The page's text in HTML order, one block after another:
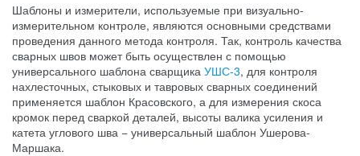
Шаблоны и измерители, используемые при визуально-
измерительном контроле, являются основными средствами
проведения данного метода контроля. Так, контроль качества
сварных швов может быть осуществлен с помощью
универсального шаблона сварщика УШС-3, для контроля
нахлесточных, стыковых и тавровых сварных соединений
применяется шаблон Красовского, а для измерения скоса
кромок перед сваркой деталей, высоты валика усиления и
катета углового шва − универсальный шаблон Ушерова-
Маршака.